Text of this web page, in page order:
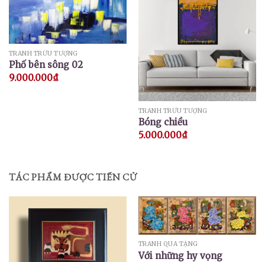
TRANH TRỪU TƯỢNG
Phố bên sông 02
9.000.000₫
TRANH TRỪU TƯỢNG
Bóng chiều
5.000.000₫
TÁC PHẨM ĐƯỢC TIẾN CỬ
TRANH QUÀ TẶNG
Với những hy vọng